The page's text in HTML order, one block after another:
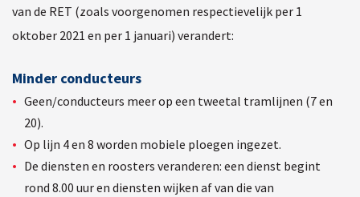
van de RET (zoals voorgenomen respectievelijk per 1
oktober 2021 en per 1 januari) verandert:
Minder conducteurs
Geen/conducteurs meer op een tweetal tramlijnen (7 en
20).
Op lijn 4 en 8 worden mobiele ploegen ingezet.
De diensten en roosters veranderen: een dienst begint
rond 8.00 uur en diensten wijken af van die van